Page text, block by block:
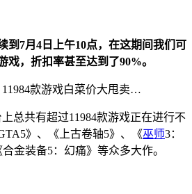
到7月4日上午10点，在这期间我们可
戏，折扣率甚至达到了90%。
总共有超过11984款游戏正在进行不
》、《上古卷轴5》、《巫师3：
金装备5：幻痛》等众多大作。